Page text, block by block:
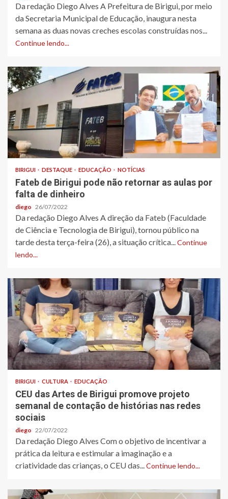
Da redação Diego Alves A Prefeitura de Birigui, por meio
da Secretaria Municipal de Educação, inaugura nesta
semana as duas novas creches escolas construídas nos...
Continue lendo...
BIRIGUI DESTAQUE EDUCAÇÃO NOTÍCIAS
Fateb de Birigui pode não retornar as aulas por
falta de dinheiro
diego 26/07/2022
Da redação Diego Alves A direção da Fateb (Faculdade
de Ciência e Tecnologia de Birigui), tornou público na
tarde desta terça-feira (26), a situação crítica...Continue
lendo...
BIRIGUI CULTURA EDUCAÇÃO
CEU das Artes de Birigui promove projeto
semanal de contação de histórias nas redes
sociais
diego 22/07/2022
Da redação Diego Alves Com o objetivo de incentivar a
prática da leitura e estimular a imaginação e a
criatividade das crianças, o CEU das...Continue lendo...